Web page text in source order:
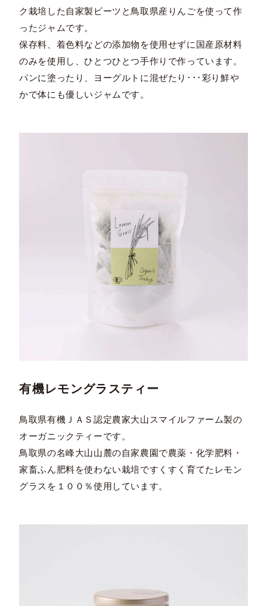
ク栽培した自家製ビーツと鳥取県産りんごを使って作
ったジャムです。
保存料、着色料などの添加物を使用せずに国産原材料
のみを使用し、ひとつひとつ手作りで作っています。
パンに塗ったり、ヨーグルトに混ぜたり･･･彩り鮮や
かで体にも優しいジャムです。
有機レモングラスティー
鳥取県有機ＪＡＳ認定農家大山スマイルファーム製の
オーガニックティーです。
鳥取県の名峰大山山麓の自家農園で農薬・化学肥料・
家畜ふん肥料を使わない栽培ですくすく育てたレモン
グラスを１００％使用しています。